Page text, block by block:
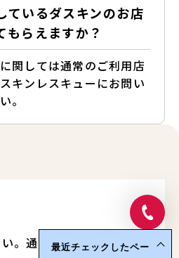
ているダスキンのお店
もらえますか？
関しては通常のご利用店
キンレスキューにお問い
。
。通話料無料で安心して
最近チェックしたペー